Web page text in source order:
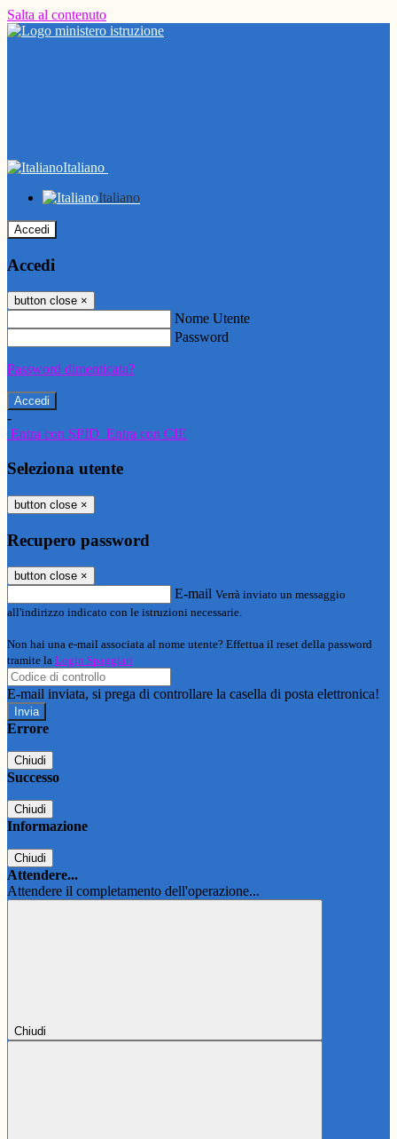
Salta al contenuto
Italiano
Italiano
Accedi
Accedi
button close ×
Nome Utente
Password
Password dimenticata?
-
Entra con SPID Entra con CIE
Seleziona utente
button close ×
Recupero password
button close ×
E-mail Verrà inviato un messaggio
all'indirizzo indicato con le istruzioni necessarie.
Non hai una e-mail associata al nome utente? Effettua il reset della password
tramite la Login Spaggiari
E-mail inviata, si prega di controllare la casella di posta elettronica!
Errore
Chiudi
Successo
Chiudi
Informazione
Chiudi
Attendere...
Attendere il completamento dell'operazione...
Chiudi